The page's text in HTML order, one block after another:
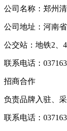
公司名称：郑州
公司地址：河南
公交站：地铁2、
联系电话：
招商合作
负责品牌入驻、
联系电话：